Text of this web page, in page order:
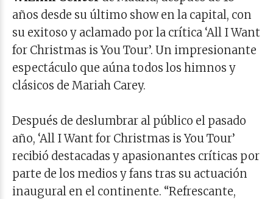
años desde su último show en la capital, con
su exitoso y aclamado por la crítica ‘All I Want
for Christmas is You Tour’. Un impresionante
espectáculo que aúna todos los himnos y
clásicos de Mariah Carey.
Después de deslumbrar al público el pasado
año, ‘All I Want for Christmas is You Tour’
recibió destacadas y apasionantes críticas por
parte de los medios y fans tras su actuación
inaugural en el continente. “Refrescante,